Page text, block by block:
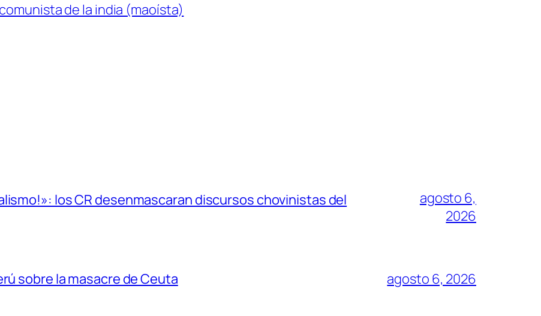
de la india (maoísta)
los CR desenmascaran discursos chovinistas del
agosto 6,
2026
sobre la masacre de Ceuta agosto 6, 2026